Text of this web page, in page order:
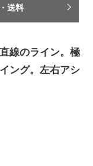
送料
線のライン。極
ング。左右アシ